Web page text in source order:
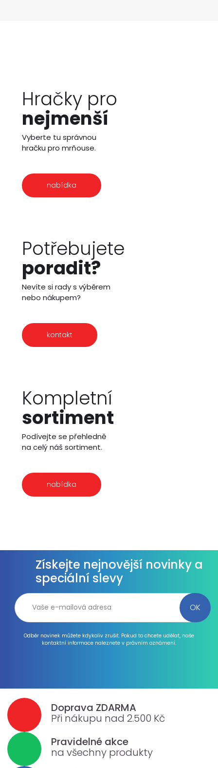
Hračky pro
nejmenší
Vyberte tu správnou
hračku pro mrňouse.
nabídka
Potřebujete
poradit?
Nevíte si rady s výběrem
nebo nákupem?
kontakt
Kompletní
sortiment
Podívejte se přehledně
na celý náš sortiment.
nabídka
Získejte nejnovější novinky a
speciální slevy
Odběr novinek můžete kdykoliv zrušit. Pokud to chcete udělat, naše
kontaktní informace naleznete v právním oznámení.
Doprava ZDARMA
Při nákupu nad 2.500 Kč
Pravidelné akce
na všechny produkty